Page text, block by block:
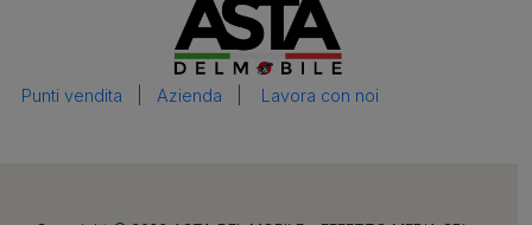
Punti vendita Azienda Lavora con noi